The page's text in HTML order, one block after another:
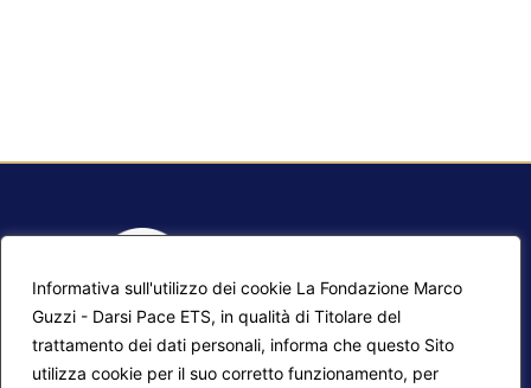
Informativa sull'utilizzo dei cookie La Fondazione Marco
Guzzi - Darsi Pace ETS, in qualità di Titolare del
trattamento dei dati personali, informa che questo Sito
utilizza cookie per il suo corretto funzionamento, per